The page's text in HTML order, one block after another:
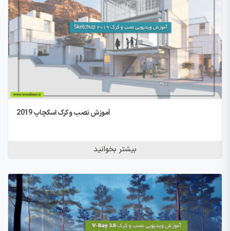
آموزش نصب و کرک اسکچاپ 2019
بیشتر بخوانید